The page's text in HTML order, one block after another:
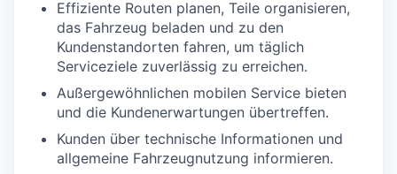
Effiziente Routen planen, Teile organisieren,
das Fahrzeug beladen und zu den
Kundenstandorten fahren, um täglich
Serviceziele zuverlässig zu erreichen.
Außergewöhnlichen mobilen Service bieten
und die Kundenerwartungen übertreffen.
Kunden über technische Informationen und
allgemeine Fahrzeugnutzung informieren.